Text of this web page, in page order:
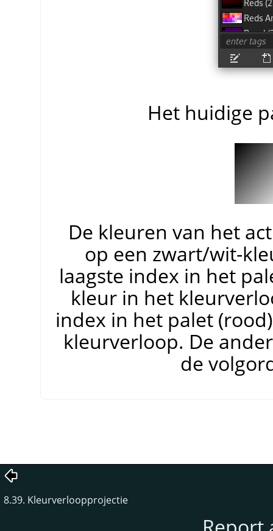
Het huidige
De kleuren van het
op een zwart/wit-
laagste index in het
kleur in het
index in het palet
kleurverloop. De
de
8.39. Kleurverloopprojectie